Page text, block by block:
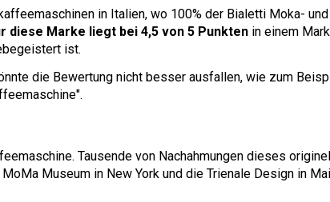
in Italien, wo 100% der Bialetti Moka-
Marke liegt bei 4,5 von 5 Punkten in einem
ist.
die Bewertung nicht besser ausfallen, wie zum
Tausende von Nachahmungen dieses
Museum in New York und die Trienale Design in